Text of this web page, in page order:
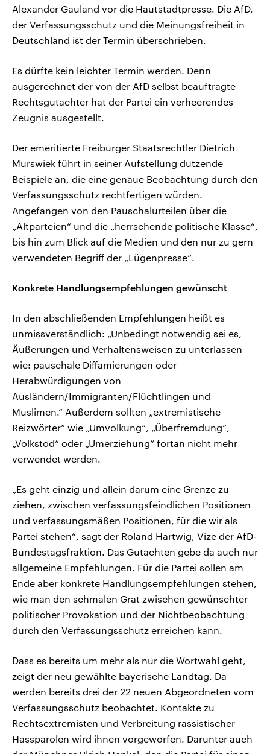
Alexander Gauland vor die Hautstadtpresse. Die AfD,
der Verfassungsschutz und die Meinungsfreiheit in
Deutschland ist der Termin überschrieben.
Es dürfte kein leichter Termin werden. Denn
ausgerechnet der von der AfD selbst beauftragte
Rechtsgutachter hat der Partei ein verheerendes
Zeugnis ausgestellt.
Der emeritierte Freiburger Staatsrechtler Dietrich
Murswiek führt in seiner Aufstellung dutzende
Beispiele an, die eine genaue Beobachtung durch den
Verfassungsschutz rechtfertigen würden.
Angefangen von den Pauschalurteilen über die
„Altparteien“ und die „herrschende politische Klasse“,
bis hin zum Blick auf die Medien und den nur zu gern
verwendeten Begriff der „Lügenpresse“.
Konkrete Handlungsempfehlungen gewünscht
In den abschließenden Empfehlungen heißt es
unmissverständlich: „Unbedingt notwendig sei es,
Äußerungen und Verhaltensweisen zu unterlassen
wie: pauschale Diffamierungen oder
Herabwürdigungen von
Ausländern/Immigranten/Flüchtlingen und
Muslimen.“ Außerdem sollten „extremistische
Reizwörter“ wie „Umvolkung“, „Überfremdung“,
„Volkstod“ oder „Umerziehung“ fortan nicht mehr
verwendet werden.
„Es geht einzig und allein darum eine Grenze zu
ziehen, zwischen verfassungsfeindlichen Positionen
und verfassungsmäßen Positionen, für die wir als
Partei stehen“, sagt der Roland Hartwig, Vize der AfD-
Bundestagsfraktion. Das Gutachten gebe da auch nur
allgemeine Empfehlungen. Für die Partei sollen am
Ende aber konkrete Handlungsempfehlungen stehen,
wie man den schmalen Grat zwischen gewünschter
politischer Provokation und der Nichtbeobachtung
durch den Verfassungsschutz erreichen kann.
Dass es bereits um mehr als nur die Wortwahl geht,
zeigt der neu gewählte bayerische Landtag. Da
werden bereits drei der 22 neuen Abgeordneten vom
Verfassungsschutz beobachtet. Kontakte zu
Rechtsextremisten und Verbreitung rassistischer
Hassparolen wird ihnen vorgeworfen. Darunter auch